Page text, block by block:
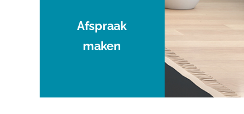
Afspraak
maken